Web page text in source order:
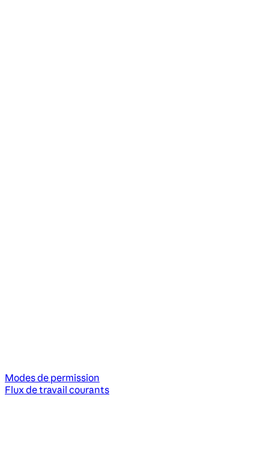
Modes de permission
Flux de travail courants